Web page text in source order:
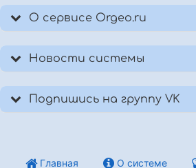
О сервисе Orgeo.ru
Новости системы
Подпишись на группу VK
Главная О системе